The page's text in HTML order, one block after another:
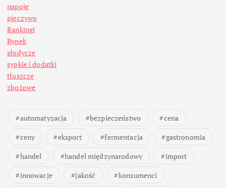
napoje
pieczywo
Rankingi
Rynek
słodycze
sypkie i dodatki
tłuszcze
zbożowe
automatyzacja bezpieczeństwo
cena
ceny
eksport fermentacja
gastronomia
handel
handel międzynarodowy
import
innowacje
jakość
konsumenci